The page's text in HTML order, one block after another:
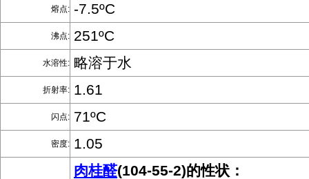
熔点: -7.5ºC
沸点: 251ºC
水溶性: 略溶于水
折射率: 1.61
闪点: 71ºC
密度: 1.05
肉桂醛(104-55-2)的性状：